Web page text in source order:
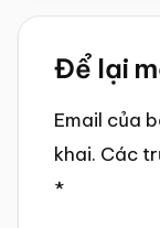
Reader
Để lại
Email của
khai. Các
*